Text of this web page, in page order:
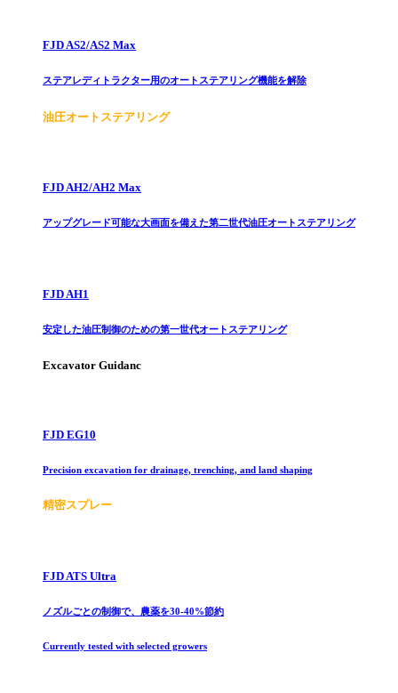
FJD AS2/AS2 Max
ステアレディトラクター用のオートステアリング機能を解除
油圧オートステアリング
FJD AH2/AH2 Max
アップグレード可能な大画面を備えた第二世代油圧オートステアリング
FJD AH1
安定した油圧制御のための第一世代オートステアリング
Excavator Guidanc
FJD EG10
Precision excavation for drainage, trenching, and land shaping
精密スプレー
FJD ATS Ultra
ノズルごとの制御で、農薬を30-40%節約
Currently tested with selected growers